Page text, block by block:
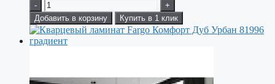
-
+
Добавить в корзину
Купить в 1 клик